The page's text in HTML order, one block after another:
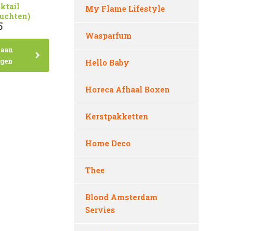
My Flame Lifestyle
Wasparfum
Hello Baby
Horeca Afhaal Boxen
Kerstpakketten
Home Deco
Thee
Blond Amsterdam
Servies